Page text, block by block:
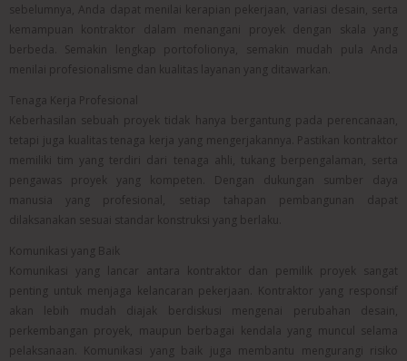
sebelumnya, Anda dapat menilai kerapian pekerjaan, variasi desain, serta
kemampuan kontraktor dalam menangani proyek dengan skala yang
berbeda. Semakin lengkap portofolionya, semakin mudah pula Anda
menilai profesionalisme dan kualitas layanan yang ditawarkan.
Tenaga Kerja Profesional
Keberhasilan sebuah proyek tidak hanya bergantung pada perencanaan,
tetapi juga kualitas tenaga kerja yang mengerjakannya. Pastikan kontraktor
memiliki tim yang terdiri dari tenaga ahli, tukang berpengalaman, serta
pengawas proyek yang kompeten. Dengan dukungan sumber daya
manusia yang profesional, setiap tahapan pembangunan dapat
dilaksanakan sesuai standar konstruksi yang berlaku.
Komunikasi yang Baik
Komunikasi yang lancar antara kontraktor dan pemilik proyek sangat
penting untuk menjaga kelancaran pekerjaan. Kontraktor yang responsif
akan lebih mudah diajak berdiskusi mengenai perubahan desain,
perkembangan proyek, maupun berbagai kendala yang muncul selama
pelaksanaan. Komunikasi yang baik juga membantu mengurangi risiko